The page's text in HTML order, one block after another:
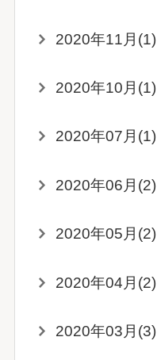
2020年11月(1)
2020年10月(1)
2020年07月(1)
2020年06月(2)
2020年05月(2)
2020年04月(2)
2020年03月(3)